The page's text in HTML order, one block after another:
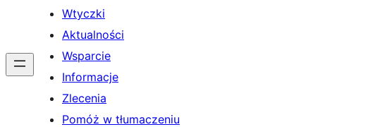
Wtyczki
Aktualności
Wsparcie
Informacje
Zlecenia
Pomóż w tłumaczeniu